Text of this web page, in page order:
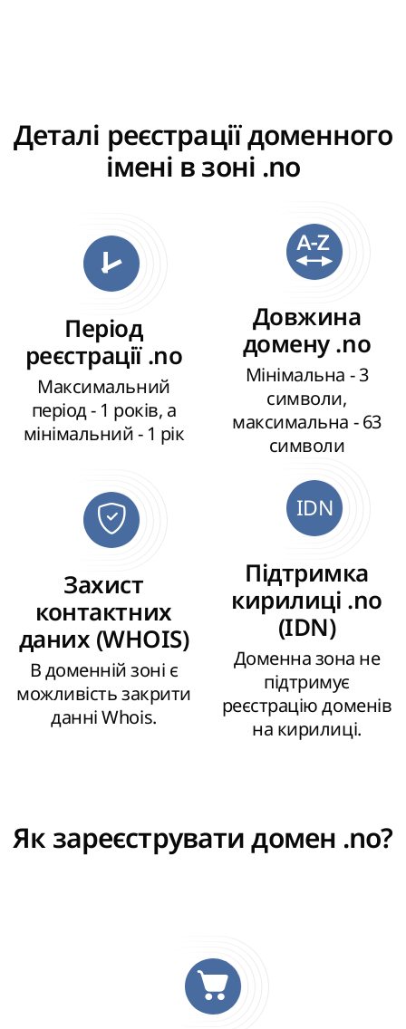
Деталі реєстрації доменного
імені в зоні .no
Період
реєстрації .no
Максимальний
період - 1 років, а
мінімальний - 1 рік
Довжина
домену .no
Мінімальна - 3
символи,
максимальна - 63
символи
Захист
контактних
даних (WHOIS)
В доменній зоні є
можливість закрити
данні Whois.
IDN
Підтримка
кирилиці .no
(IDN)
Доменна зона не
підтримує
реєстрацію доменів
на кирилиці.
Як зареєструвати домен .no?